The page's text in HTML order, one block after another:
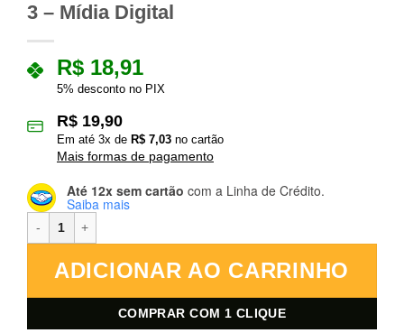
3 – Mídia Digital
R$ 18,91
5% desconto no PIX
R$ 19,90
Em até 3x de R$ 7,03 no cartão
Mais formas de pagamento
Até 12x sem cartão com a Linha de Crédito.
Saiba mais
ADICIONAR AO CARRINHO
COMPRAR COM 1 CLIQUE